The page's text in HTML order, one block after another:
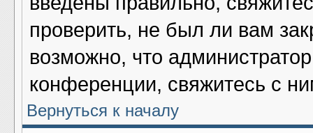
проверить, не был ли вам
возможно, что
конференции, свяжитесь с
Вернуться к началу